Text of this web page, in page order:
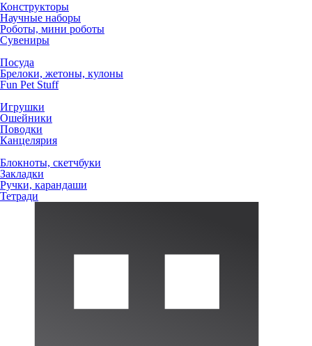
Конструкторы
Научные наборы
Роботы, мини роботы
Сувениры
Посуда
Брелоки, жетоны, кулоны
Fun Pet Stuff
Игрушки
Ошейники
Поводки
Канцелярия
Блокноты, скетчбуки
Закладки
Ручки, карандаши
Тетради